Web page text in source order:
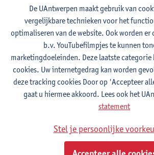
Spaans: verplichte
Gramática española 1
1E SEM
studiepunten
Lesgever(s):
Anne Verhaert
Gramática española 2
2E SEM
3studiepunten
Anne Verhaert
Lengua española: Destrezas básicas
Sabela Moreno Pereiro
De UAntwerpen maakt gebruik van
vergelijkbare technieken voor het
optimaliseren van de website. Ook worden er
b.v. YouTubefilmpjes te kunnen
marketingdoeleinden. Deze laatste
cookies. Uw internetgedrag kan worden
deze tracking cookies Door op 'Accepteer
gaat u hiermee akkoord. Lees ook het
statement
Stel je persoonlijke